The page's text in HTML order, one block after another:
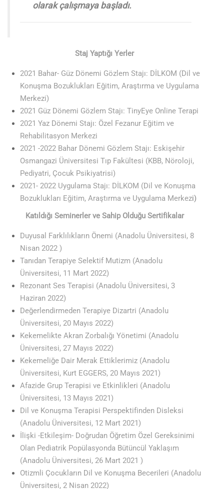
olarak çalışmaya başladı.
Staj Yaptığı Yerler
2021 Bahar- Güz Dönemi Gözlem Stajı: DİLKOM (Dil ve
Konuşma Bozuklukları Eğitim, Araştırma ve Uygulama
Merkezi)
2021 Güz Dönemi Gözlem Stajı: TinyEye Online Terapi
2021 Yaz Dönemi Stajı: Özel Fezanur Eğitim ve
Rehabilitasyon Merkezi
2021 -2022 Bahar Dönemi Gözlem Stajı: Eskişehir
Osmangazi Üniversitesi Tıp Fakültesi (KBB, Nöroloji,
Pediyatri, Çocuk Psikiyatrisi)
2021- 2022 Uygulama Stajı: DİLKOM (Dil ve Konuşma
Bozuklukları Eğitim, Araştırma ve Uygulama Merkezi)
Katıldığı Seminerler ve Sahip Olduğu Sertifikalar
Duyusal Farklılıkların Önemi (Anadolu Üniversitesi, 8
Nisan 2022 )
Tanıdan Terapiye Selektif Mutizm (Anadolu
Üniversitesi, 11 Mart 2022)
Rezonant Ses Terapisi (Anadolu Üniversitesi, 3
Haziran 2022)
Değerlendirmeden Terapiye Dizartri (Anadolu
Üniversitesi, 20 Mayıs 2022)
Kekemelikte Akran Zorbalığı Yönetimi (Anadolu
Üniversitesi, 27 Mayıs 2022)
Kekemeliğe Dair Merak Ettiklerimiz (Anadolu
Üniversitesi, Kurt EGGERS, 20 Mayıs 2021)
Afazide Grup Terapisi ve Etkinlikleri (Anadolu
Üniversitesi, 13 Mayıs 2021)
Dil ve Konuşma Terapisi Perspektifinden Disleksi
(Anadolu Üniversitesi, 12 Mart 2021)
İlişki -Etkileşim- Doğrudan Öğretim Özel Gereksinimi
Olan Pediatrik Popülasyonda Bütüncül Yaklaşım
(Anadolu Üniversitesi, 26 Mart 2021 )
Otizmli Çocukların Dil ve Konuşma Becerileri (Anadolu
Üniversitesi, 2 Nisan 2022)